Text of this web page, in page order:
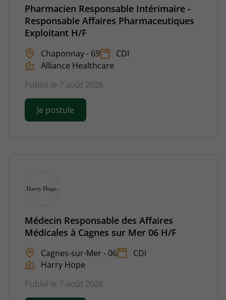
Pharmacien Responsable Intérimaire -
Responsable Affaires Pharmaceutiques
Exploitant H/F
Chaponnay - 69
CDI
Alliance Healthcare
Publié le 7 août 2026
Je postule
Médecin Responsable des Affaires
Médicales à Cagnes sur Mer 06 H/F
Cagnes-sur-Mer - 06
CDI
Harry Hope
Publié le 7 août 2026